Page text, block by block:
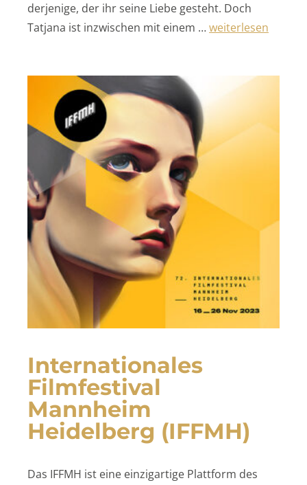
derjenige, der ihr seine Liebe gesteht. Doch
Tatjana ist inzwischen mit einem …„Eugen Onegin“
weiterlesen
Internationales
Filmfestival
Mannheim
Heidelberg (IFFMH)
Das IFFMH ist eine einzigartige Plattform des